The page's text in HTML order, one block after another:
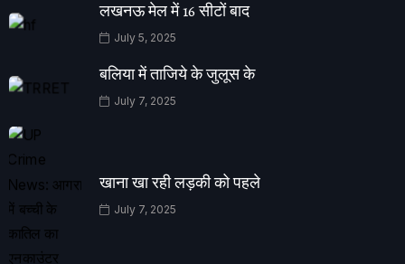
लखनऊ मेल में 16 सीटों बाद
July 5, 2025
बलिया में ताजिये के जुलूस के
July 7, 2025
खाना खा रही लड़की को पहले
July 7, 2025